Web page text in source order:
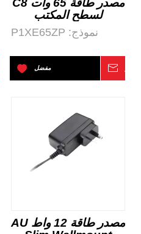
استفسر
مصدر طاقة 65 وات C8
لسطح المكتب
ITE&AV AC-DC
نموذج: P1XE65ZP
مفضل
مصدر طاقة 12 واط AU